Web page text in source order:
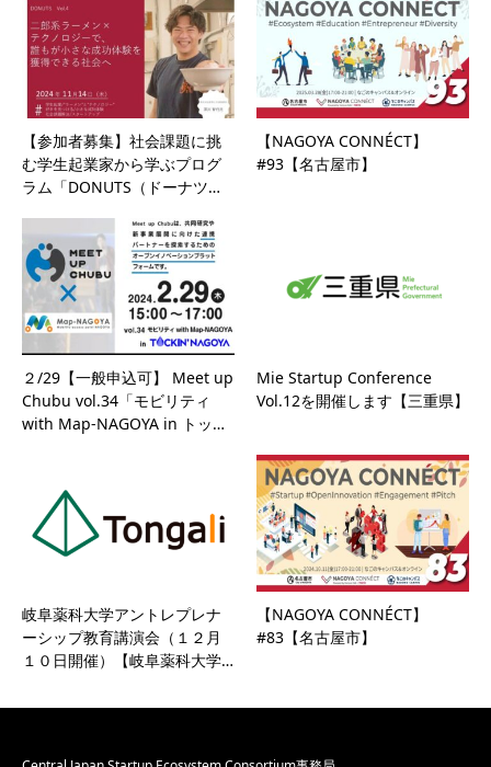
【参加者募集】社会課題に挑
む学生起業家から学ぶプログ
ラム「DONUTS（ドーナツ…
【NAGOYA CONNÉCT】
#93【名古屋市】
２/29【一般申込可】 Meet up
Chubu vol.34「モビリティ
with Map-NAGOYA in トッ…
Mie Startup Conference
Vol.12を開催します【三重県】
岐阜薬科大学アントレプレナ
ーシップ教育講演会（１２月
１０日開催）【岐阜薬科大学…
【NAGOYA CONNÉCT】
#83【名古屋市】